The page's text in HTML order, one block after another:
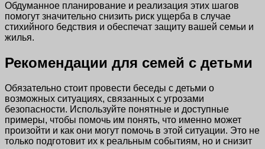
Обдуманное планирование и реализация этих шагов
помогут значительно снизить риск ущерба в случае
стихийного бедствия и обеспечат защиту вашей семьи и
жилья.
Рекомендации для семей с детьми
Обязательно стоит провести беседы с детьми о
возможных ситуациях, связанных с угрозами
безопасности. Используйте понятные и доступные
примеры, чтобы помочь им понять, что именно может
произойти и как они могут помочь в этой ситуации. Это не
только подготовит их к реальным событиям, но и снизит